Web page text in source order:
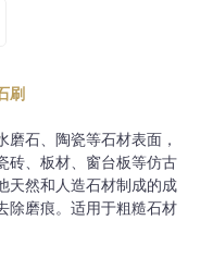
刷
石、陶瓷等石材表面，
砖、板材、窗台板等仿古
天然和人造石材制成的成
除磨痕。适用于粗糙石材
80-120-
500-
石、人造石
等。
80-120-
500-
花岗岩、大理
石、人造石